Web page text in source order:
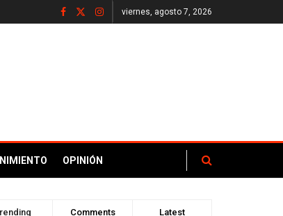
viernes, agosto 7, 2026
OPINIÓN
Comments Latest